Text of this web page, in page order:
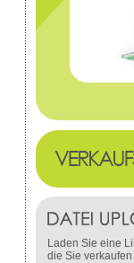
Laden Sie eine
die Sie